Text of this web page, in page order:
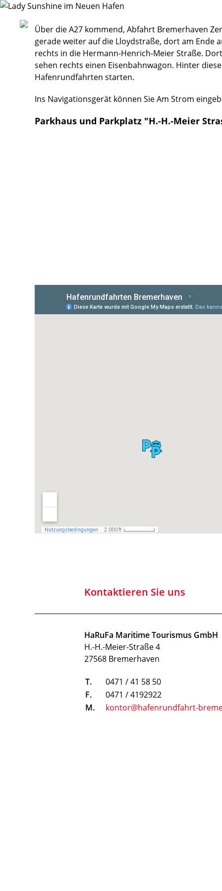
Über die A27 kommend, Abfahrt Bremerhaven
gerade weiter auf die Lloydstraße, dort am Ende
rechts in die Hermann-Henrich-Meier Straße.
sehen rechts einen Eisenbahnwagon. Hinter
Hafenrundfahrten starten.
Ins Navigationsgerät können Sie Am Strom
Parkhaus und Parkplatz "H.-H.-Meier
Kontaktieren Sie uns
HaRuFa Maritime Tourismus GmbH
H.-H.-Meier-Straße 4
27568 Bremerhaven
T.
0471 / 41 58 50
F.
0471 / 4192922
M.
kontor@hafenrundfahrt-